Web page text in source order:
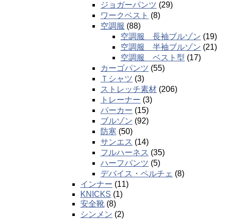
ジョガーパンツ (29)
ワークベスト (8)
空調服 (88)
空調服 長袖ブルゾン (19)
空調服 半袖ブルゾン (21)
空調服 ベスト型 (17)
カーゴパンツ (55)
Ｔシャツ (3)
ストレッチ素材 (206)
トレーナー (3)
パーカー (15)
ブルゾン (92)
防寒 (50)
サンエス (14)
フルハーネス (35)
ハーフパンツ (5)
デバイス・ペルチェ (8)
インナー (11)
KNICKS (1)
安全靴 (8)
シンメン (2)